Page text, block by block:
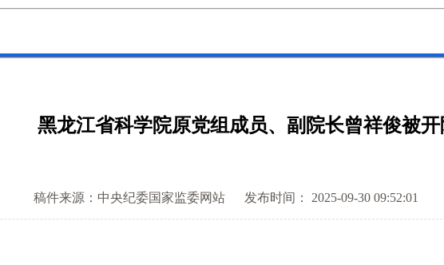
黑龙江省科学院原党组成员、副院长曾祥俊被
稿件来源：中央纪委国家监委网站 发布时间： 2025-09-30 09:52:01